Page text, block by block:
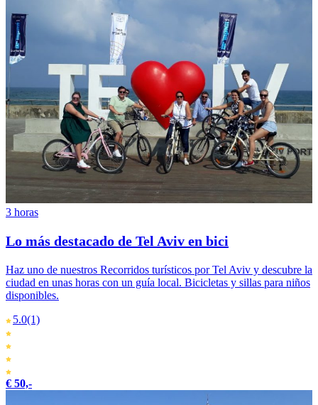
3 horas
Lo más destacado de Tel Aviv en bici
Haz uno de nuestros Recorridos turísticos por Tel Aviv y descubre la
ciudad en unas horas con un guía local. Bicicletas y sillas para niños
disponibles.
5.0(1)
€ 50,-